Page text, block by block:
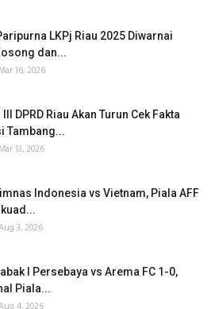
LKPj Riau 2025 Diwarnai
dan...
Mar 16, 2026
DPRD Riau Akan Turun Cek Fakta
Tambang...
Mar 13, 2026
Indonesia vs Vietnam, Piala AFF
3, 2026
I Persebaya vs Arema FC 1-0,
Piala...